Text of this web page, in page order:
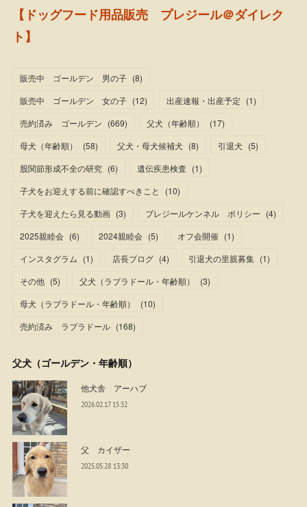
【ドッグフード用品販売 プレジール＠ダイレク
ト】
販売中 ゴールデン 男の子 (8)
販売中 ゴールデン 女の子 (12) 出産速報・出産予定 (1)
売約済み ゴールデン (669) 父犬（年齢順） (17)
母犬（年齢順）
(58) 父犬・母犬候補犬 (8) 引退犬 (5)
股関節形成不全の研究 (6) 遺伝疾患検査 (1)
子犬をお迎えする前に確認すべきこと
(10)
子犬を迎えたら見る動画 (3) プレジールケンネル ポリシー (4)
2025親睦会 (6) 2024親睦会 (5) オフ会開催 (1)
インスタグラム (1) 店長ブログ (4) 引退犬の里親募集 (1)
その他 (5) 父犬（ラブラドール・年齢順） (3)
母犬（ラブラドール・年齢順）
(10)
売約済み ラブラドール (168)
父犬（ゴールデン・年齢順）
他犬舎 アーハブ
2026.02.17 15:32
父 カイザー
2025.05.28 13:30